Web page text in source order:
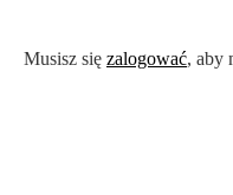
Musisz się zalogować, aby